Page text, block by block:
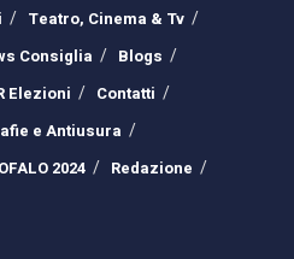
Teatro, Cinema & Tv
Consiglia
Blogs
Elezioni
Contatti
e Antiusura
2024
Redazione